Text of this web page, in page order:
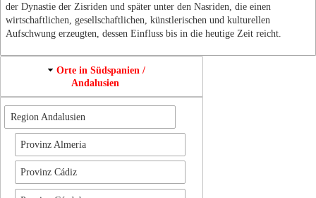
der Dynastie der Zisriden und später unter den Nasriden, die einen
wirtschaftlichen, gesellschaftlichen, künstlerischen und kulturellen
Aufschwung erzeugten, dessen Einfluss bis in die heutige Zeit reicht.
Orte in Südspanien /
Andalusien
Region Andalusien
Provinz Almeria
Provinz Cádiz